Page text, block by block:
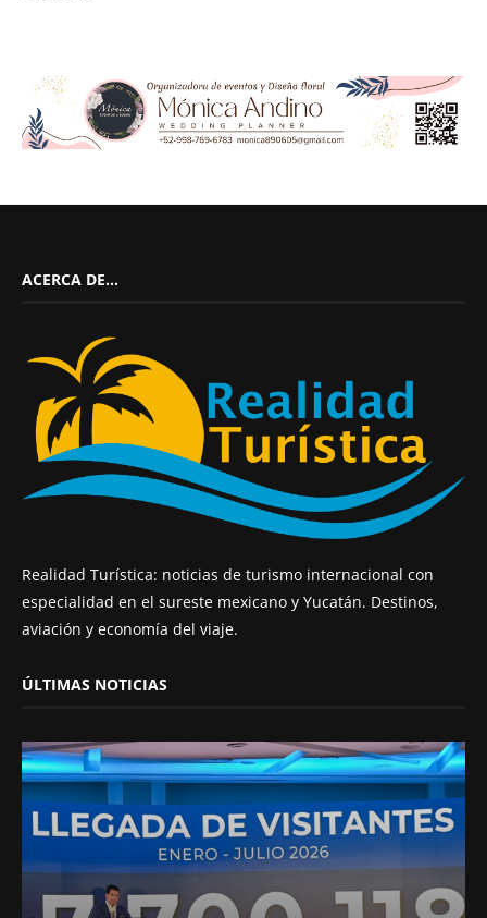
ACERCA DE…
Realidad Turística: noticias de turismo internacional con
especialidad en el sureste mexicano y Yucatán. Destinos,
aviación y economía del viaje.
ÚLTIMAS NOTICIAS